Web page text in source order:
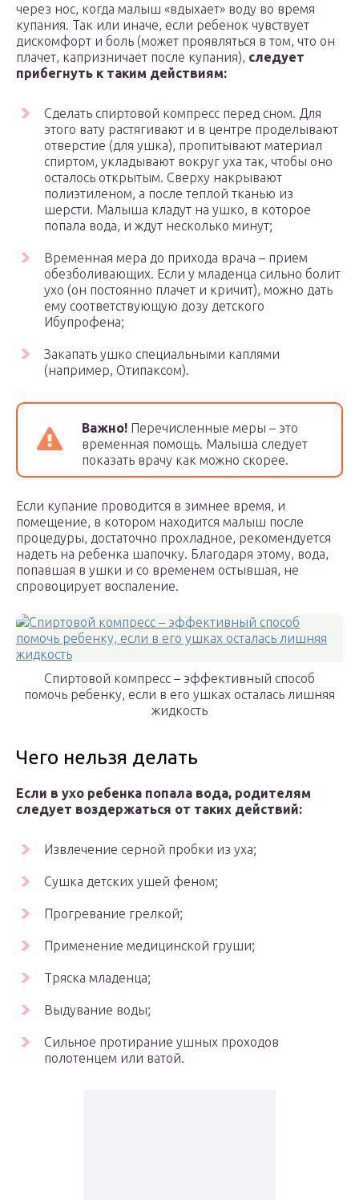
через нос, когда малыш «вдыхает» воду во время
купания. Так или иначе, если ребенок чувствует
дискомфорт и боль (может проявляться в том, что он
плачет, капризничает после купания), следует
прибегнуть к таким действиям:
Сделать спиртовой компресс перед сном. Для
этого вату растягивают и в центре проделывают
отверстие (для ушка), пропитывают материал
спиртом, укладывают вокруг уха так, чтобы оно
осталось открытым. Сверху накрывают
полиэтиленом, а после теплой тканью из
шерсти. Малыша кладут на ушко, в которое
попала вода, и ждут несколько минут;
Временная мера до прихода врача – прием
обезболивающих. Если у младенца сильно болит
ухо (он постоянно плачет и кричит), можно дать
ему соответствующую дозу детского
Ибупрофена;
Закапать ушко специальными каплями
(например, Отипаксом).
Важно! Перечисленные меры – это
временная помощь. Малыша следует
показать врачу как можно скорее.
Если купание проводится в зимнее время, и
помещение, в котором находится малыш после
процедуры, достаточно прохладное, рекомендуется
надеть на ребенка шапочку. Благодаря этому, вода,
попавшая в ушки и со временем остывшая, не
спровоцирует воспаление.
Спиртовой компресс – эффективный способ
помочь ребенку, если в его ушках осталась лишняя
жидкость
Чего нельзя делать
Если в ухо ребенка попала вода, родителям
следует воздержаться от таких действий:
Извлечение серной пробки из уха;
Сушка детских ушей феном;
Прогревание грелкой;
Применение медицинской груши;
Тряска младенца;
Выдувание воды;
Сильное протирание ушных проходов
полотенцем или ватой.